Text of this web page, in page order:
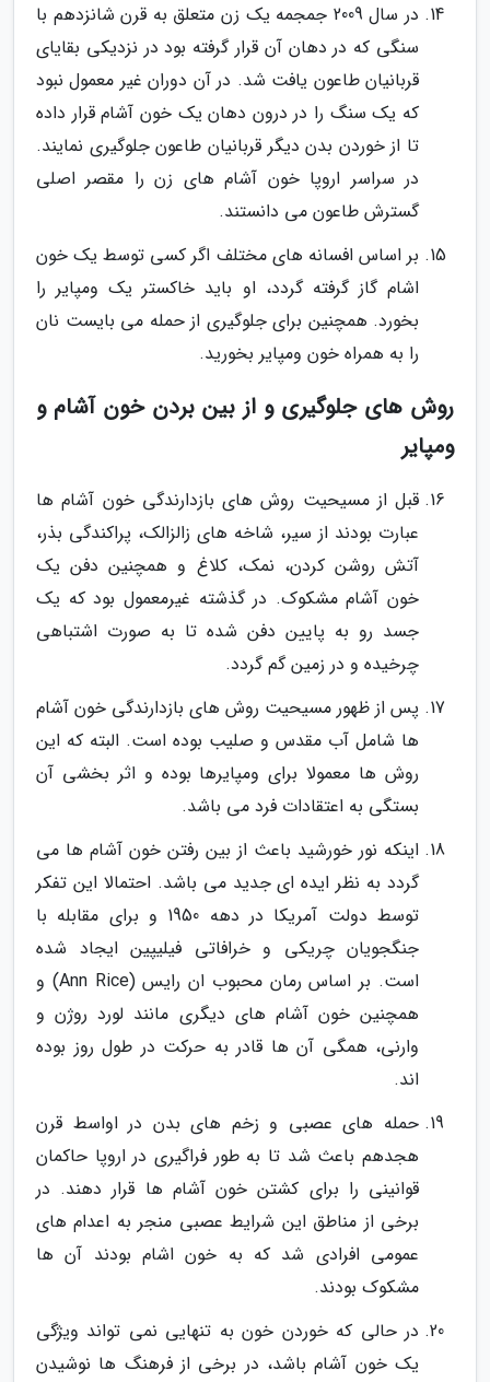
در سال 2009 جمجمه یک زن متعلق به قرن شانزدهم با
سنگی که در دهان آن قرار گرفته بود در نزدیکی بقایای
قربانیان طاعون یافت شد. در آن دوران غیر معمول نبود
که یک سنگ را در درون دهان یک خون آشام قرار داده
تا از خوردن بدن دیگر قربانیان طاعون جلوگیری نمایند.
در سراسر اروپا خون آشام های زن را مقصر اصلی
گسترش طاعون می دانستند.
بر اساس افسانه های مختلف اگر کسی توسط یک خون
اشام گاز گرفته گردد، او باید خاکستر یک ومپایر را
بخورد. همچنین برای جلوگیری از حمله می بایست نان
را به همراه خون ومپایر بخورید.
روش های جلوگیری و از بین بردن خون آشام و
ومپایر
قبل از مسیحیت روش های بازدارندگی خون آشام ها
عبارت بودند از سیر، شاخه های زالزالک، پراکندگی بذر،
آتش روشن کردن، نمک، کلاغ و همچنین دفن یک
خون آشام مشکوک. در گذشته غیرمعمول بود که یک
جسد رو به پایین دفن شده تا به صورت اشتباهی
چرخیده و در زمین گم گردد.
پس از ظهور مسیحیت روش های بازدارندگی خون آشام
ها شامل آب مقدس و صلیب بوده است. البته که این
روش ها معمولا برای ومپایرها بوده و اثر بخشی آن
بستگی به اعتقادات فرد می باشد.
اینکه نور خورشید باعث از بین رفتن خون آشام ها می
گردد به نظر ایده ای جدید می باشد. احتمالا این تفکر
توسط دولت آمریکا در دهه 1950 و برای مقابله با
جنگجویان چریکی و خرافاتی فیلیپین ایجاد شده
است. بر اساس رمان محبوب ان رایس (Ann Rice) و
همچنین خون آشام های دیگری مانند لورد روژن و
وارنی، همگی آن ها قادر به حرکت در طول روز بوده
اند.
حمله های عصبی و زخم های بدن در اواسط قرن
هجدهم باعث شد تا به طور فراگیری در اروپا حاکمان
قوانینی را برای کشتن خون آشام ها قرار دهند. در
برخی از مناطق این شرایط عصبی منجر به اعدام های
عمومی افرادی شد که به خون اشام بودند آن ها
مشکوک بودند.
در حالی که خوردن خون به تنهایی نمی تواند ویژگی
یک خون آشام باشد، در برخی از فرهنگ ها نوشیدن